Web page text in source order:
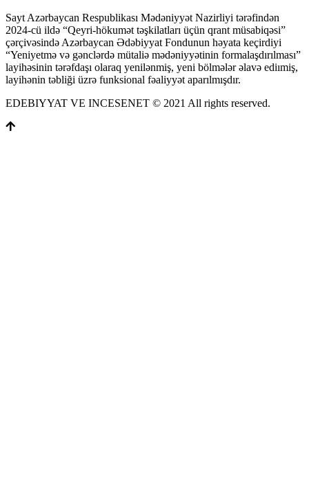
Sayt Azərbaycan Respublikası Mədəniyyət Nazirliyi tərəfindən
2024-cü ildə “Qeyri-hökumət təşkilatları üçün qrant müsabiqəsi”
çərçivəsində Azərbaycan Ədəbiyyat Fondunun həyata keçirdiyi
“Yeniyetmə və gənclərdə mütaliə mədəniyyətinin formalaşdırılması”
layihəsinin tərəfdaşı olaraq yenilənmiş, yeni bölmələr əlavə ediımiş,
layihənin təbliği üzrə funksional fəaliyyət aparılmışdır.
EDEBIYYAT VE INCESENET © 2021 All rights reserved.